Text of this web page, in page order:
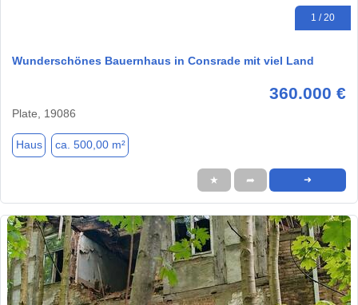
1 / 20
Wunderschönes Bauernhaus in Consrade mit viel Land
360.000 €
Plate, 19086
Haus ca. 500,00 m²
★ ➦ ➜